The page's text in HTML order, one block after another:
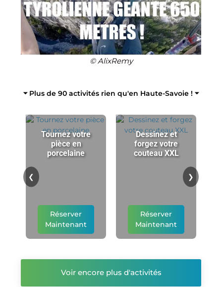
© AlixRemy
⏷ Plus de 90 activités rien qu'en Haute-Savoie ! ⏷
Tournez votre
pièce en
porcelaine
Réserver
Maintenant
Dessinez et
forgez votre
couteau XXL
Réserver
Maintenant
❮ ❯
Voir encore plus d'activités